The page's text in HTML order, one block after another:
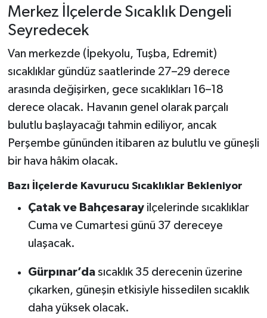
Merkez İlçelerde Sıcaklık Dengeli
Seyredecek
Van merkezde (İpekyolu, Tuşba, Edremit)
sıcaklıklar gündüz saatlerinde 27–29 derece
arasında değişirken, gece sıcaklıkları 16–18
derece olacak. Havanın genel olarak parçalı
bulutlu başlayacağı tahmin ediliyor, ancak
Perşembe gününden itibaren az bulutlu ve güneşli
bir hava hâkim olacak.
Bazı İlçelerde Kavurucu Sıcaklıklar Bekleniyor
Çatak ve Bahçesarayilçelerinde sıcaklıklar
Cuma ve Cumartesi günü 37 dereceye
ulaşacak.
Gürpınar’da sıcaklık 35 derecenin üzerine
çıkarken, güneşin etkisiyle hissedilen sıcaklık
daha yüksek olacak.